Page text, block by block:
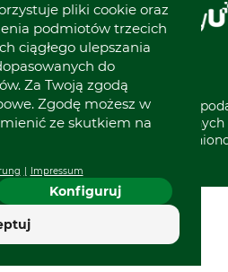
Odstąpienie od zamówienia
Kontakt
Grube w Europie
* Wszystkie ceny zawierają
kosztów wysyłki lub ewentualnych
pliki cookie oraz
podmiotów trzecich
ciągłego ulepszania
do
Za Twoją zgodą
Zgodę możesz w
ze skutkiem na
Impressum
Konfiguruj